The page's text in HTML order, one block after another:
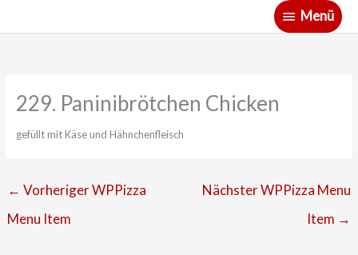
Menü
Menü
229. Paninibrötchen Chicken
gefüllt mit Käse und Hähnchenfleisch
← Vorheriger WPPizza
Menu Item
Nächster WPPizza Menu
Item →